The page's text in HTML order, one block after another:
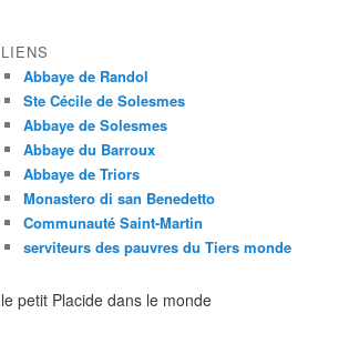
LIENS
Abbaye de Randol
Ste Cécile de Solesmes
Abbaye de Solesmes
Abbaye du Barroux
Abbaye de Triors
Monastero di san Benedetto
Communauté Saint-Martin
serviteurs des pauvres du Tiers monde
le petit Placide dans le monde